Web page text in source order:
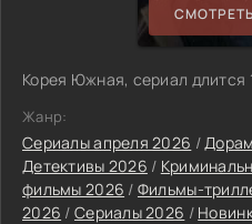
Корея Южная, сериал длится
Жанр:
Сериалы апреля 2026 /
Детективы 2026 /
фильмы 2026 / Фильмы-
2026 / Сериалы 2026 /